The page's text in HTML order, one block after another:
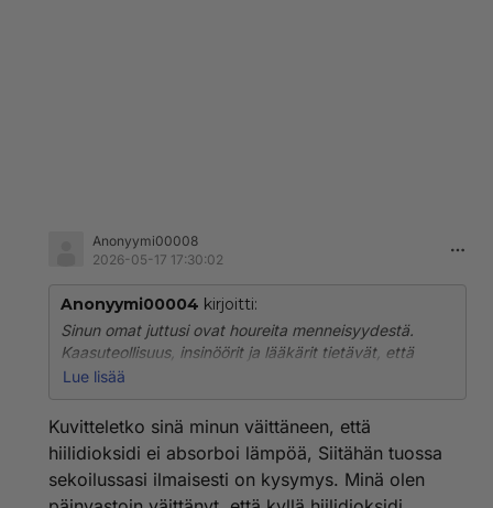
Jankutat paskaa APH.
Anonyymi00008
2026-05-17 17:30:02
Anonyymi00004 kirjoitti:
Sinun omat juttusi ovat houreita menneisyydestä.
Kaasuteollisuus, insinöörit ja lääkärit tietävät, että
CO2:n lisääntyminen ilmakehässä aiheuttaa ilmaston
Noihin tahoihin sinä olet vedonnut. Postaa yksikin
lääkäreiden, insinöörien tai kaasuteollisuuden
kommentti, missä CO2:n vaikutus kiellettäisiin.
Lue lisää
Kuvitteletko sinä minun väittäneen, että
hiilidioksidi ei absorboi lämpöä, Siitähän tuossa
sekoilussasi ilmaisesti on kysymys. Minä olen